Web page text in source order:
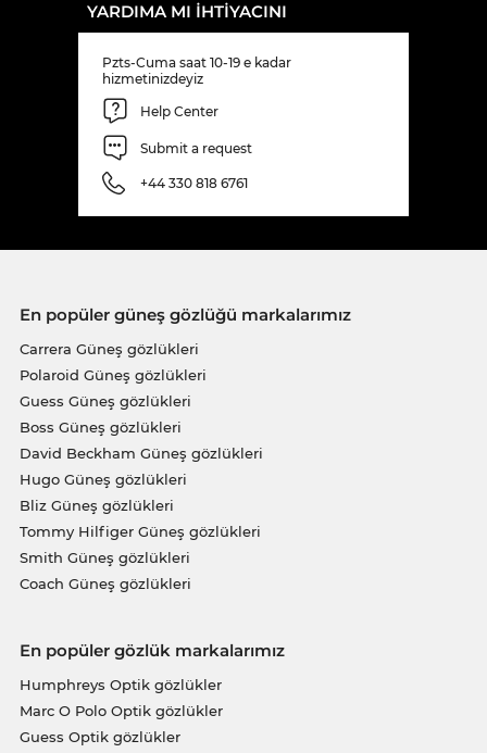
YARDIMA MI IHTIYACINI
Pzts-Cuma saat 10-19 e kadar
hizmetinizdeyiz
Help Center
Submit a request
+44 330 818 6761
En popüler güneş gözlüğü markalarımız
Carrera Güneş gözlükleri
Polaroid Güneş gözlükleri
Guess Güneş gözlükleri
Boss Güneş gözlükleri
David Beckham Güneş gözlükleri
Hugo Güneş gözlükleri
Bliz Güneş gözlükleri
Tommy Hilfiger Güneş gözlükleri
Smith Güneş gözlükleri
Coach Güneş gözlükleri
En popüler gözlük markalarımız
Humphreys Optik gözlükler
Marc O Polo Optik gözlükler
Guess Optik gözlükler